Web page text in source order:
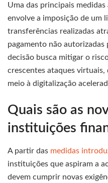
Uma das principais
envolve a imposição de um
transferências realizadas
pagamento não autorizadas
decisão busca mitigar o
crescentes ataques
meio à digitalização
Quais são as
instituições
A partir das medidas
instituições que aspiram a
devem cumprir novas